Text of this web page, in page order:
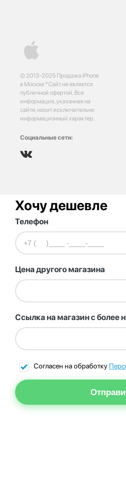
© 2013-2025 Продажа iPhone
в Москве *Сайт не является
публичной офертой. Вся
информация, указанная на
сайте, носит исключительно
информационный характер.
Социальные сети:
Хочу дешевле
Телефон
Цена другого магазина
Ссылка на магазин с более
Согласен на обработку